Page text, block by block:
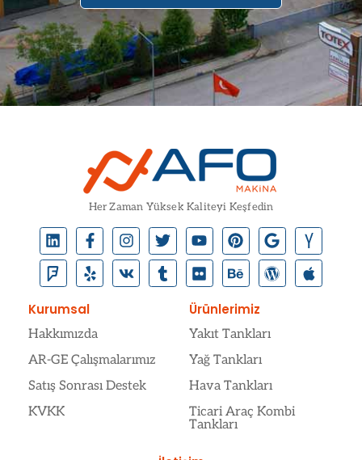
Her Zaman Yüksek Kaliteyi Keşfedin
Kurumsal
Hakkımızda
AR-GE Çalışmalarımız
Satış Sonrası Destek
KVKK
Ürünlerimiz
Yakıt Tankları
Yağ Tankları
Hava Tankları
Ticari Araç Kombi
Tankları